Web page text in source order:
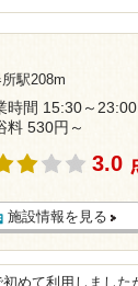
駅208m
時間 15:30～23:00
料 530円～
3.0
施設情報を見る
めて利用しまし